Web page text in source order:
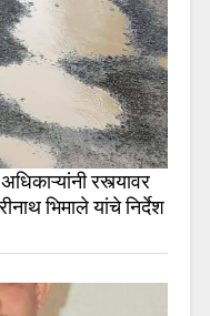
रस्त्यावर
भिमाले यांचे निर्देश